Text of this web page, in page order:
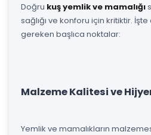
Doğru kuş yemlik ve mamalığı
sağlığı ve konforu için kritiktir.
gereken başlıca noktalar:
Malzeme Kalitesi ve
Yemlik ve mamalıkların